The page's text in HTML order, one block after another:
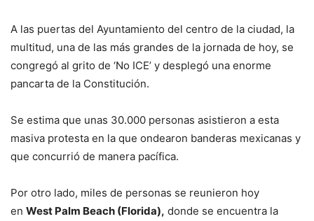
A las puertas del Ayuntamiento del centro de la ciudad, la
multitud, una de las más grandes de la jornada de hoy, se
congregó al grito de ‘No ICE’ y desplegó una enorme
pancarta de la Constitución.
Se estima que unas 30.000 personas asistieron a esta
masiva protesta en la que ondearon banderas mexicanas y
que concurrió de manera pacífica.
Por otro lado, miles de personas se reunieron hoy
en West Palm Beach (Florida), donde se encuentra la